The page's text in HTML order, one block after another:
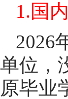
1.国
2026
单位，
原毕业